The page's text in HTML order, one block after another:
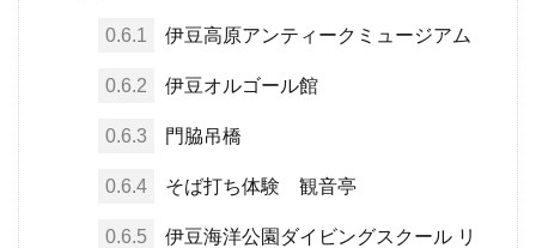
0.6.1 伊豆高原アンティークミュージアム
0.6.2 伊豆オルゴール館
0.6.3 門脇吊橋
0.6.4 そば打ち体験 観音亭
0.6.5
伊豆海洋公園ダイビングスクール リ